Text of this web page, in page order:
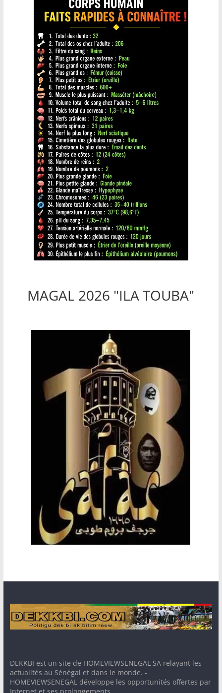
MAGAL 2026 "ILA TOUBA"
DEKKBI est un site de HOMEVIEWSENEGAL SA relayant les
actualités au Sénégal et dans le monde. -
HOMEVIEWSENEGAL développe les opportunités offertes par